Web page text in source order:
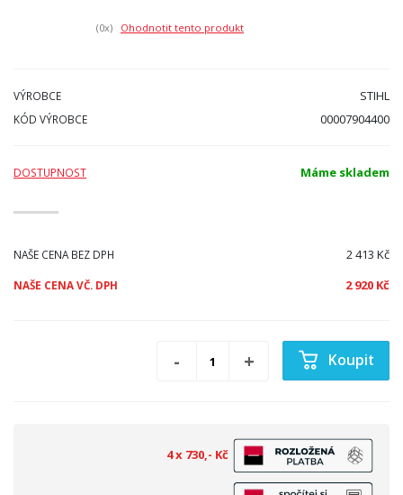
(0x) Ohodnotit tento produkt
VÝROBCE STIHL
KÓD VÝROBCE 00007904400
DOSTUPNOST Máme skladem
NAŠE CENA BEZ DPH 2 413 Kč
NAŠE CENA VČ. DPH 2 920 Kč
Koupit
4 x 730,- Kč